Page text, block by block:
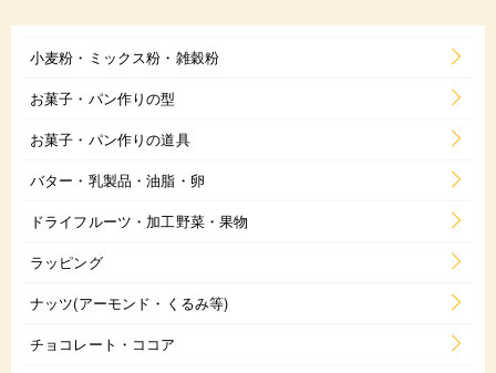
小麦粉・ミックス粉・雑穀粉
お菓子・パン作りの型
お菓子・パン作りの道具
バター・乳製品・油脂・卵
ドライフルーツ・加工野菜・果物
ラッピング
ナッツ(アーモンド・くるみ等)
チョコレート・ココア